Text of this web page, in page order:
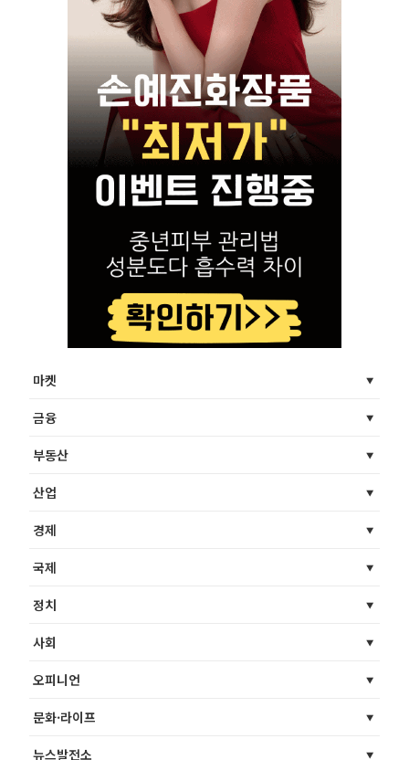
마켓
금융
부동산
산업
경제
국제
정치
사회
오피니언
문화·라이프
뉴스발전소